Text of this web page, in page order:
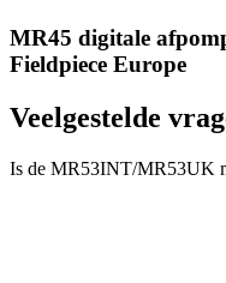
MR45 digitale
Fieldpiece Europe
Veelgestelde
Is de MR53INT/MR53UK